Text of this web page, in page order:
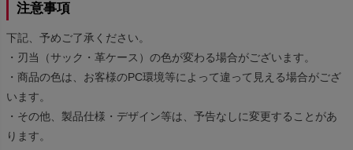
注意事項
下記、予めご了承ください。
・刃当（サック・革ケース）の色が変わる場合がございます。
・商品の色は、お客様のPC環境等によって違って見える場合がござ
います。
・その他、製品仕様・デザイン等は、予告なしに変更することがあ
ります。